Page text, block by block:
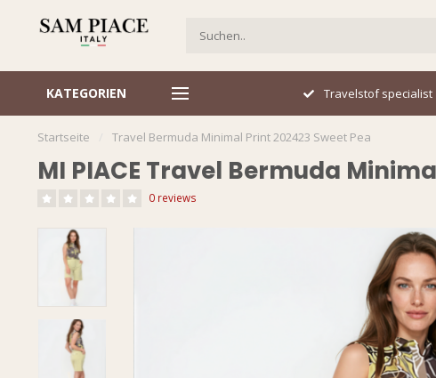
KATEGORIEN
Italiaans design Travelstof specialist
Startseite Travel Bermuda Minimal Print 202423 Sweet Pea
MI PIACE Travel Bermuda
0 reviews